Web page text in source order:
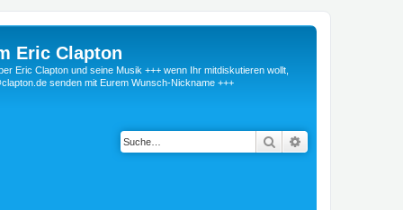
Eric Clapton
Eric Clapton und seine Musik +++ wenn Ihr mitdiskutieren wollt,
senden mit Eurem Wunsch-Nickname +++
Suche